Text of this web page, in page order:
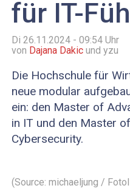
für IT-
Di 26.11.2024 - 09:54 Uhr
von Dajana Dakic und yzu
Die Hochschule für
neue modular
ein: den Master of
in IT und den Master
Cybersecurity.
(Source: michaeljung /